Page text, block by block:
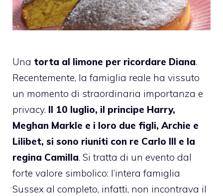
Una torta al limone per ricordare Diana.
Recentemente, la famiglia reale ha vissuto
un momento di straordinaria importanza e
privacy. Il 10 luglio, il principe Harry,
Meghan Markle e i loro due figli, Archie e
Lilibet, si sono riuniti con re Carlo III e la
regina Camilla. Si tratta di un evento dal
forte valore simbolico: l’intera famiglia
Sussex al completo, infatti, non incontrava il